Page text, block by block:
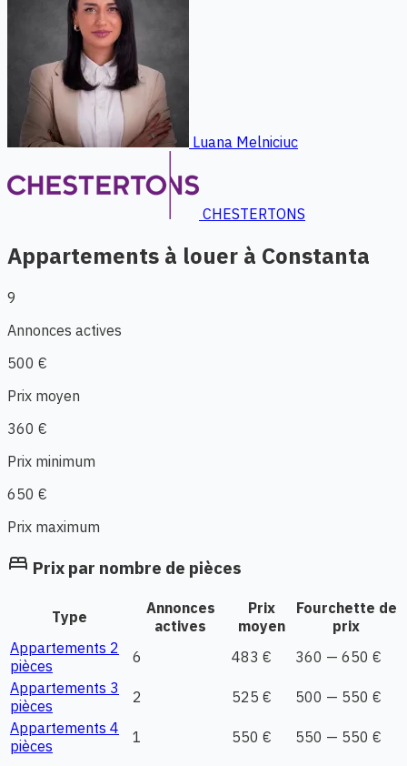
Luana Melniciuc
CHESTERTONS
Appartements à louer à Constanta
9
Annonces actives
500 €
Prix moyen
360 €
Prix minimum
650 €
Prix maximum
bed Prix par nombre de pièces
Type
Annonces
actives
Prix
moyen
Fourchette de
prix
Appartements 2
pièces
6 483 €
360 — 650 €
Appartements 3
pièces
2 525 €
500 — 550 €
Appartements 4
pièces
1 550 € 550 — 550 €